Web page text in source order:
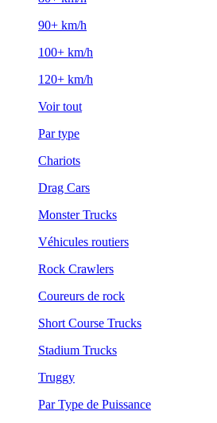
90+ km/h
100+ km/h
120+ km/h
Voir tout
Par type
Chariots
Drag Cars
Monster Trucks
Véhicules routiers
Rock Crawlers
Coureurs de rock
Short Course Trucks
Stadium Trucks
Truggy
Par Type de Puissance